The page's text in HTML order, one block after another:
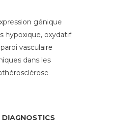
génique
hypoxique, oxydatif
vasculaire
dans les
DIAGNOSTICS